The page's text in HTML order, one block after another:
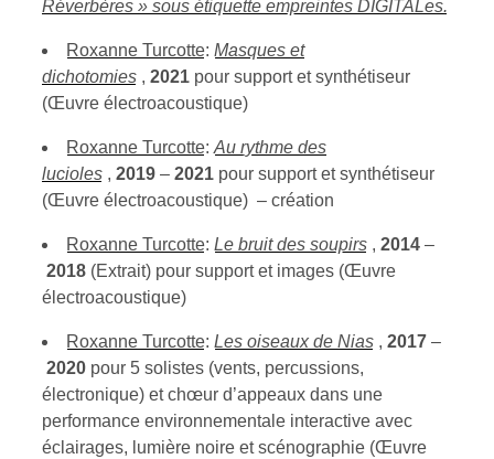
Réverbères » sous étiquette empreintes DIGITALes.
Roxanne Turcotte: Masques et
dichotomies , 2021 pour support et synthétiseur
(Œuvre électroacoustique)
Roxanne Turcotte: Au rythme des
lucioles , 2019 – 2021 pour support et synthétiseur
(Œuvre électroacoustique) – création
Roxanne Turcotte: Le bruit des soupirs , 2014 –
2018 (Extrait) pour support et images (Œuvre
électroacoustique)
Roxanne Turcotte: Les oiseaux de Nias , 2017 –
2020 pour 5 solistes (vents, percussions,
électronique) et chœur d’appeaux dans une
performance environnementale interactive avec
éclairages, lumière noire et scénographie (Œuvre